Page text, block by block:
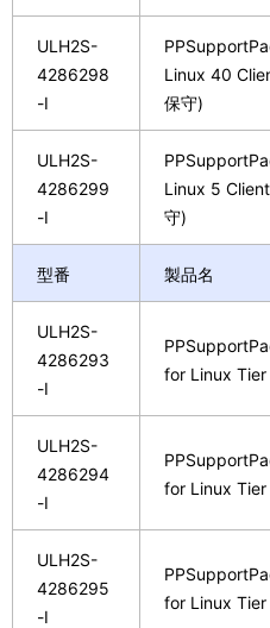
ULH2S-
4286298
-I
Linux 40
保守)
ULH2S-
4286299
-I
Linux 5
守)
型番 製品名
ULH2S-
4286293
-I
for Linux Tier
ULH2S-
4286294
-I
for Linux Tier
ULH2S-
4286295
-I
for Linux